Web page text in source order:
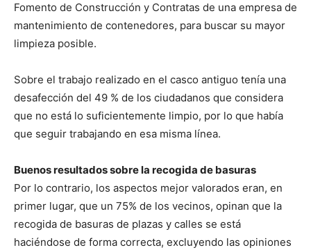
Fomento de Construcción y Contratas de una empresa de
mantenimiento de contenedores, para buscar su mayor
limpieza posible.
Sobre el trabajo realizado en el casco antiguo tenía una
desafección del 49 % de los ciudadanos que considera
que no está lo suficientemente limpio, por lo que había
que seguir trabajando en esa misma línea.
Buenos resultados sobre la recogida de basuras
Por lo contrario, los aspectos mejor valorados eran, en
primer lugar, que un 75% de los vecinos, opinan que la
recogida de basuras de plazas y calles se está
haciéndose de forma correcta, excluyendo las opiniones